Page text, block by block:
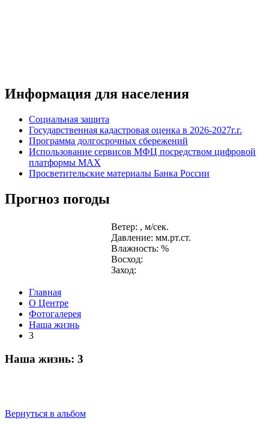
Информация для населения
Социальная защита
Государственная кадастровая оценка в 2026-2027г.г.
Программа долгосрочных сбережений
Использование сервисов МФЦ посредством цифровой
платформы MAX
Просветительские материалы Банка России
Прогноз погоды
Ветер: , м/сек.
Давление: мм.рт.ст.
Влажность: %
Восход:
Заход:
Главная
О Центре
Фотогалерея
Наша жизнь
3
Наша жизнь: 3
Вернуться в альбом